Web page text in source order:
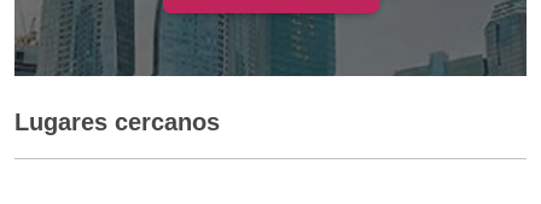
Lugares cercanos